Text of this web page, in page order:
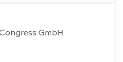
GmbH